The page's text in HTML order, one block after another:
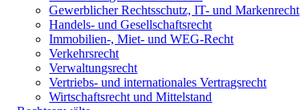
Gewerblicher Rechtsschutz, IT- und Markenrecht
Handels- und Gesellschaftsrecht
Immobilien-, Miet- und WEG-Recht
Verkehrsrecht
Verwaltungsrecht
Vertriebs- und internationales Vertragsrecht
Wirtschaftsrecht und Mittelstand